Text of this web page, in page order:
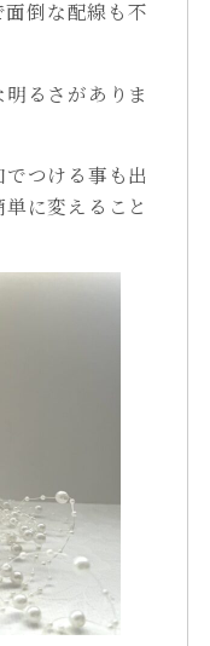
倒な配線も不
るさがありま
つける事も出
に変えること